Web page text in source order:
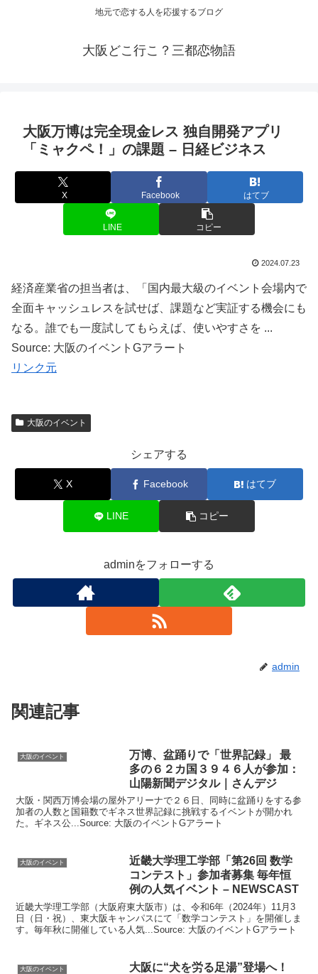
地元で恋する人を応援するブログ
大阪どこ行こ？三都恋物語
大阪万博は完全現金レス 独自開発アプリ
「ミャクペ！」の課題 – 日経ビジネス
X Facebook はてブ
LINE コピー
2024.07.23
経済産業省の担当者は、「国内最大級のイベント会場内で
全面キャッシュレスを試せば、課題など実証する機会にも
なる。誰でも一度試してもらえば、使いやすさを ...
Source: 大阪のイベントGアラート
リンク元
大阪のイベント
シェアする
X Facebook はてブ
LINE コピー
adminをフォローする
admin
関連記事
大阪のイベント
万博、盆踊りで「世界記録」 最
多の６２カ国３９４６人が参加：
山陽新聞デジタル｜さんデジ
大阪・関西万博会場の屋外アリーナで２６日、同時に盆踊りをする参
加者の人数と国籍数でギネス世界記録に挑戦するイベントが開かれ
た。ギネス公...Source: 大阪のイベントGアラート
大阪のイベント
近畿大学理工学部「第26回 数学
コンテスト」参加者募集 毎年恒
例の人気イベント – NEWSCAST
近畿大学理工学部（大阪府東大阪市）は、令和6年（2024年）11月3
日（日・祝）、東大阪キャンパスにて「数学コンテスト」を開催しま
す。毎年秋に開催している人気...Source: 大阪のイベントGアラート
大阪のイベント 大阪に“犬を労る足湯”登場へ！